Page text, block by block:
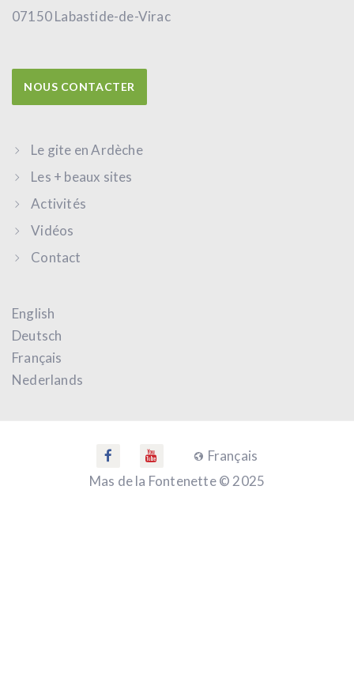
07150 Labastide-de-Virac
NOUS CONTACTER
Le gite en Ardèche
Les + beaux sites
Activités
Vidéos
Contact
English
Deutsch
Français
Nederlands
Français
Mas de la Fontenette © 2025